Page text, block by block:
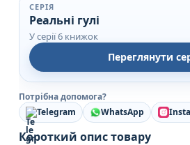
СЕРІЯ
Реальні гулі
У серії 6 книжок
Переглянути
Потрібна допомога?
Telegram
WhatsApp
Короткий опис товару